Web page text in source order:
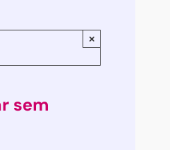
×
sem
ser mais feliz?